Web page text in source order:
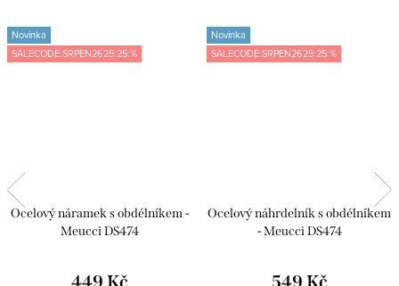
Novinka
SALECODE:SRPEN2625:25:%
Ocelový náramek s obdélníkem -
Meucci DS474
449 Kč
Novinka
SALECODE:SRPEN2625:25:%
Ocelový náhrdelník s obdélníkem
- Meucci DS474
549 Kč